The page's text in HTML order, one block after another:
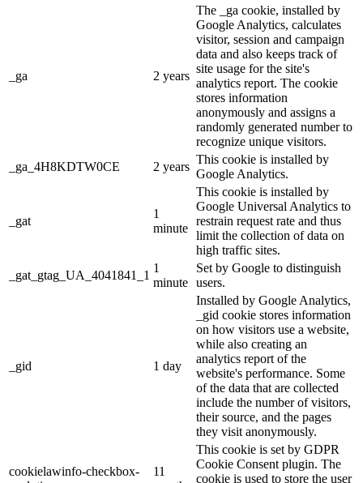
_ga 2 years
The _ga cookie, installed by
Google Analytics, calculates
visitor, session and campaign
data and also keeps track of
site usage for the site's
analytics report. The cookie
stores information
anonymously and assigns a
randomly generated number to
recognize unique visitors.
_ga_4H8KDTW0CE
2 years
This cookie is installed by
Google Analytics.
_gat
1
minute
This cookie is installed by
Google Universal Analytics to
restrain request rate and thus
limit the collection of data on
high traffic sites.
_gat_gtag_UA_4041841_1
1
minute
Set by Google to distinguish
users.
_gid 1 day
Installed by Google Analytics,
_gid cookie stores information
on how visitors use a website,
while also creating an
analytics report of the
website's performance. Some
of the data that are collected
include the number of visitors,
their source, and the pages
they visit anonymously.
cookielawinfo-checkbox-
11
This cookie is set by GDPR
Cookie Consent plugin. The
cookie is used to store the user